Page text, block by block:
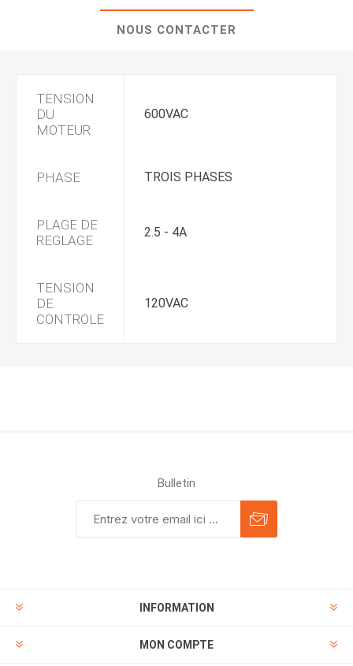
NOUS CONTACTER
TENSION
DU
MOTEUR
600VAC
PHASE TROIS PHASES
PLAGE DE
REGLAGE
2.5 - 4A
TENSION
DE
CONTROLE
120VAC
Bulletin
INFORMATION
MON COMPTE